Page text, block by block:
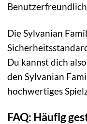
Die Sylvanian
Du kannst dich
den Sylvanian
hochwertiges
FAQ: Häufig